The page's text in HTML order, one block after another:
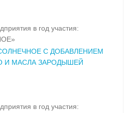
в год участия:
С ДОБАВЛЕНИЕМ
И МАСЛА ЗАРОДЫШЕЙ
в год участия: